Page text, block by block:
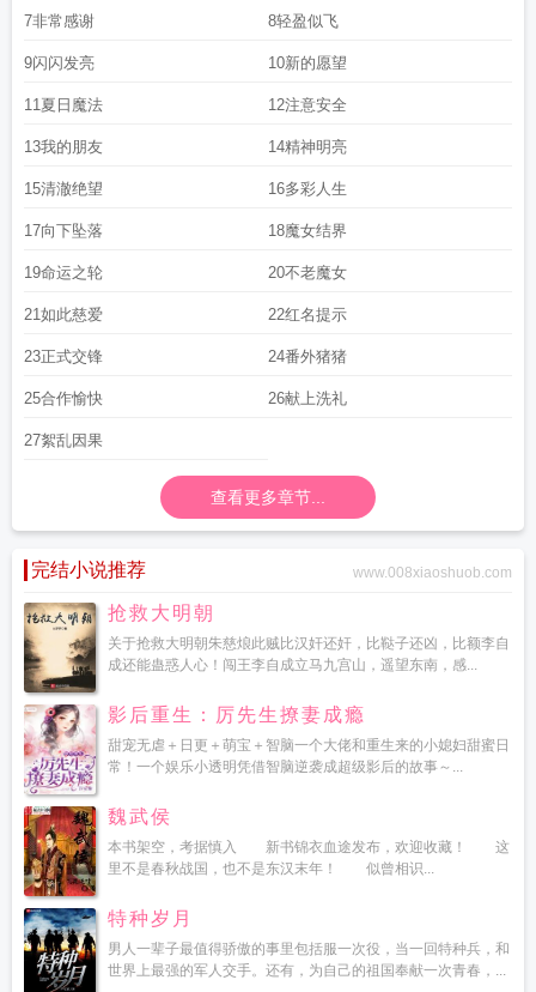
7非常感谢 8轻盈似飞
9闪闪发亮 10新的愿望
11夏日魔法 12注意安全
13我的朋友 14精神明亮
15清澈绝望 16多彩人生
17向下坠落 18魔女结界
19命运之轮 20不老魔女
21如此慈爱 22红名提示
23正式交锋 24番外猪猪
25合作愉快 26献上洗礼
27絮乱因果
查看更多章节...
完结小说推荐 www.008xiaoshuob.com
抢救大明朝
关于抢救大明朝朱慈烺此贼比汉奸还奸，比鞑子还凶，比额李自
成还能蛊惑人心！闯王李自成立马九宫山，遥望东南，感...
影后重生：厉先生撩妻成瘾
甜宠无虐＋日更＋萌宝＋智脑一个大佬和重生来的小媳妇甜蜜日
常！一个娱乐小透明凭借智脑逆袭成超级影后的故事～...
魏武侯
本书架空，考据慎入 新书锦衣血途发布，欢迎收藏！ 这
里不是春秋战国，也不是东汉末年！ 似曾相识...
特种岁月
男人一辈子最值得骄傲的事里包括服一次役，当一回特种兵，和
世界上最强的军人交手。还有，为自己的祖国奉献一次青春，...